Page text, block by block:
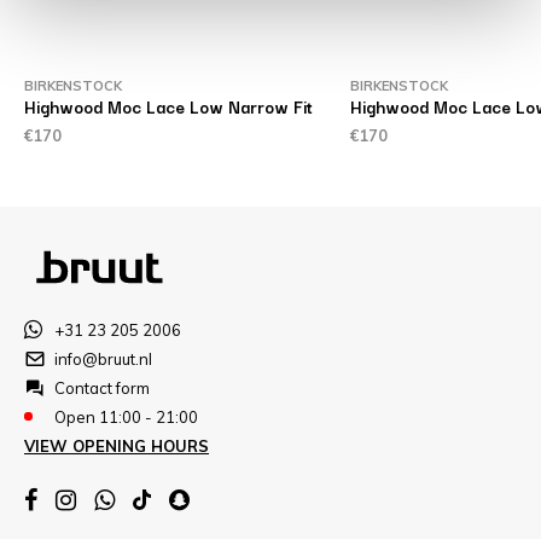
BIRKENSTOCK
Highwood Moc Lace Low Narrow Fit
€170
BIRKENSTOCK
Highwood Moc Lace
€170
+31 23 205 2006
info@bruut.nl
Contact form
Open 11:00 - 21:00
VIEW OPENING HOURS